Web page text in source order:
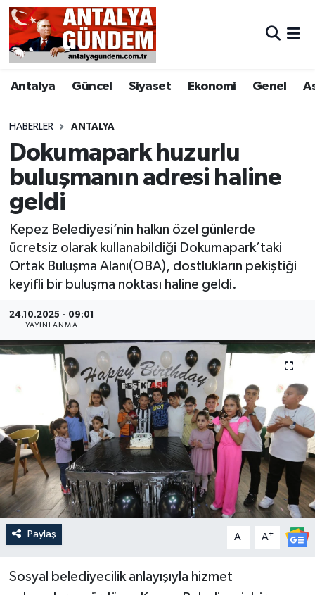
Antalya Güncel Siyaset Ekonomi Genel
HABERLER ANTALYA
Dokumapark huzurlu
buluşmanın adresi haline
geldi
Kepez Belediyesi’nin halkın özel günlerde
ücretsiz olarak kullanabildiği Dokumapark’taki
Ortak Buluşma Alanı(OBA), dostlukların pekiştiği
keyifli bir buluşma noktası haline geldi.
24.10.2025 - 09:01
YAYINLANMA
Paylaş A- A+
Sosyal belediyecilik anlayışıyla hizmet
Antalya
Asayiş
Bilim & Teknoloji
Bölge
EĞİTİM
Ekonomi
Genel
Güncel
Kültür & Sanat
Magazin
Resmi İlan
Sağlık & Yaşam
Siyaset
Antalya Nöbetçi Eczaneler
Antalya Hava Durumu
Antalya Namaz Vakitleri
Antalya Trafik Yoğunluk Haritası
Süper Lig Puan Durumu ve Fikstür
Tüm Manşetler
Son Dakika Haberleri